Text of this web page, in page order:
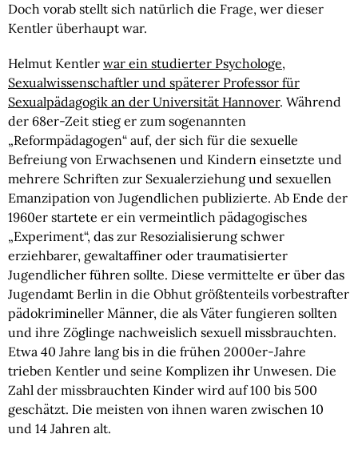
Doch vorab stellt sich natürlich die Frage, wer dieser
Kentler überhaupt war.
Helmut Kentler war ein studierter Psychologe,
Sexualwissenschaftler und späterer Professor für
Sexualpädagogik an der Universität Hannover. Während
der 68er-Zeit stieg er zum sogenannten
„Reformpädagogen“ auf, der sich für die sexuelle
Befreiung von Erwachsenen und Kindern einsetzte und
mehrere Schriften zur Sexualerziehung und sexuellen
Emanzipation von Jugendlichen publizierte. Ab Ende der
1960er startete er ein vermeintlich pädagogisches
„Experiment“, das zur Resozialisierung schwer
erziehbarer, gewaltaffiner oder traumatisierter
Jugendlicher führen sollte. Diese vermittelte er über das
Jugendamt Berlin in die Obhut größtenteils vorbestrafter
pädokrimineller Männer, die als Väter fungieren sollten
und ihre Zöglinge nachweislich sexuell missbrauchten.
Etwa 40 Jahre lang bis in die frühen 2000er-Jahre
trieben Kentler und seine Komplizen ihr Unwesen. Die
Zahl der missbrauchten Kinder wird auf 100 bis 500
geschätzt. Die meisten von ihnen waren zwischen 10
und 14 Jahren alt.